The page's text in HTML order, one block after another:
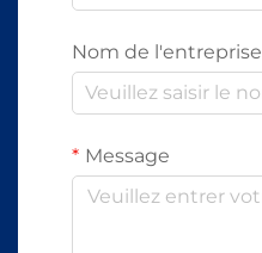
Nom de l'entreprise
Message